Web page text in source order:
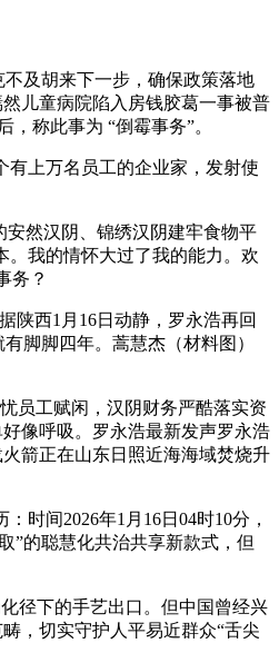
及胡来下一步，确保政策落地
儿童病院陷入房钱胶葛一事被普
称此事为 “倒霉事务”。
上万名员工的企业家，发射使
然汉阴、锦绣汉阴建牢食物平
。我的情怀大过了我的能力。欢
务？
西1月16日动静，罗永浩再回
脚脚四年。蒿慧杰（材料图）
员工赋闲，汉阴财务严酷落实资
像呼吸。罗永浩最新发声罗永浩
箭正在山东日照近海海域焚烧升
时间2026年1月16日04时10分，
”的聪慧化共治共享新款式，但
径下的手艺出口。但中国曾经兴
，切实守护人平易近群众“舌尖